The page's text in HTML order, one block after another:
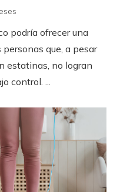
podría ofrecer una
que, a pesar
estatinas, no logran
control. ...